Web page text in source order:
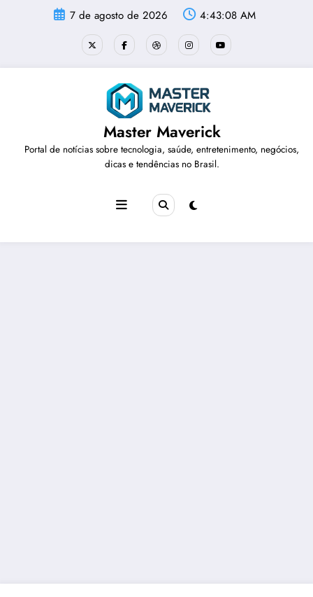
7 de agosto de 2026 4:43:09 AM
Master Maverick
Portal de notícias sobre tecnologia, saúde, entretenimento, negócios,
dicas e tendências no Brasil.